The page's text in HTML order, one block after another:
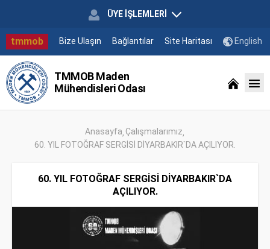
ÜYE İŞLEMLERİ
tmmob Bize Ulaşın Bağlantılar Site Haritası English
TMMOB Maden
Mühendisleri Odası
Anasayfa Çalışmalarımız
60. YIL FOTOĞRAF SERGİSİ DİYARBAKIR`DA AÇILIYOR.
60. YIL FOTOĞRAF SERGİSİ DİYARBAKIR`DA
AÇILIYOR.